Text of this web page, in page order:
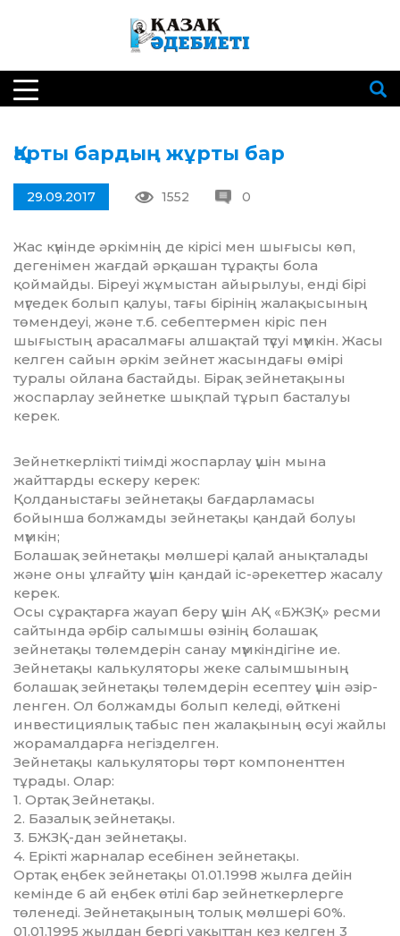
Қарты бардың жұрты бар
29.09.2017 1552 0
Жас күнінде әркімнің де кірісі мен шығысы көп,
дегенімен жағдай әрқашан тұрақты бола
қоймайды. Біреуі жұмыстан айырылуы, енді бірі
мүгедек болып қалуы, тағы бірінің жалақысының
төмендеуі, және т.б. себептермен кіріс пен
шығыстың арасалмағы алшақтай түсуі мүмкін. Жасы
келген сайын әркім зейнет жасындағы өмірі
туралы ойлана бастайды. Бірақ зейнетақыны
жоспарлау зейнетке шықпай тұрып басталуы
керек.
Зейнеткерлікті тиімді жос­пар­лау үшін мына
жайттарды ес­керу керек:
Қолданыстағы зейнетақы бағ­­дарламасы
бойынша болжам­ды зейнетақы қандай болуы
мүм­­кін;
Болашақ зейнетақы мөлшері қа­лай анықталады
және оны ұл­ғайту үшін қандай іс-әрекеттер жа­салу
керек.
Осы сұрақтарға жауап беру үшін АҚ «БЖЗҚ» ресми
сайтын­да әрбір салымшы өзінің бола­шақ
зейнетақы төлемдерін санау мүм­кіндігіне ие.
Зейнетақы калькуляторы же­ке салымшының
болашақ зей­не­тақы төлемдерін есептеу үшін әзір­
ленген. Ол болжамды болып ке­леді, өйткені
инвестициялық та­быс пен жалақының өсуі жай­лы
жорамалдарға негізделген.
Зейнетақы калькуляторы төрт компоненттен
тұрады. Олар:
1. Ортақ Зейнетақы.
2. Базалық зейнетақы.
3. БЖЗҚ-дан зейнетақы.
4. Ерікті жарналар есебінен зей­нетақы.
Ортақ еңбек зейнетақы 01.01.1998 жылға дейін
кемінде 6 ай еңбек өтілі бар зейнет­кер­лер­ге
төленеді. Зейнетақының то­лық мөлшері 60%.
01.01.1995 жыл­дан бергі уақыттан кез кел­ген 3